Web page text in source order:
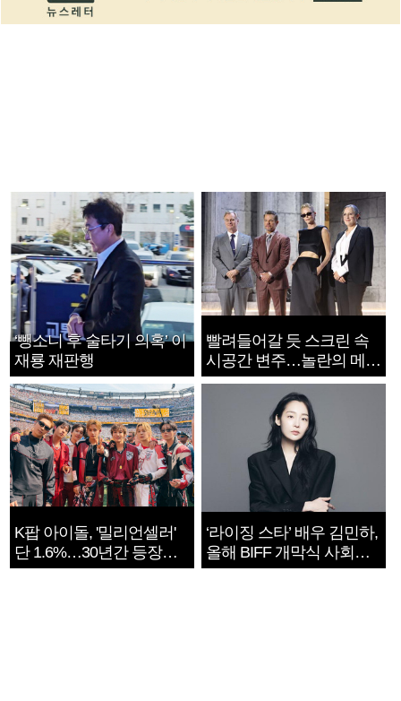
‘뺑소니 후 술타기 의혹’ 이
재룡 재판행
빨려들어갈 듯 스크린 속
시공간 변주…놀란의 메시
지는 ‘전쟁 속죄’
K팝 아이돌, '밀리언셀러'
단 1.6%…30년간 등장
1182개팀 전수조사
‘라이징 스타’ 배우 김민하,
올해 BIFF 개막식 사회자
확정